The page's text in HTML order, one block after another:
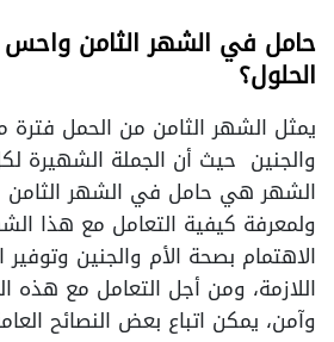
حامل في الشهر الثامن
الحلول؟
يمثل الشهر الثامن من الحمل
والجنين حيث أن الجملة الشهيرة
الشهر هي حامل في الشهر
ولمعرفة كيفية التعامل مع هذا
الاهتمام بصحة الأم والجنين وتوفير
اللازمة، ومن أجل التعامل مع هذه
وآمن، يمكن اتباع بعض النصائح